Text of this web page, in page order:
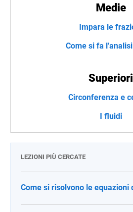
Medie
Impara le
Come si fa
Superiori
Circonferenza e
I fluidi
LEZIONI PIÙ CERCATE
Come si risolvono le equazioni